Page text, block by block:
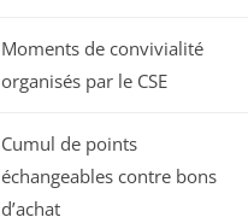
Moments de convivialité
organisés par le CSE
Cumul de points
échangeables contre bons
d’achat